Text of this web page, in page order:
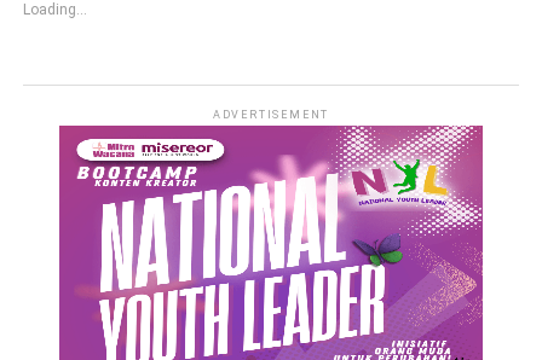
Loading...
ADVERTISEMENT